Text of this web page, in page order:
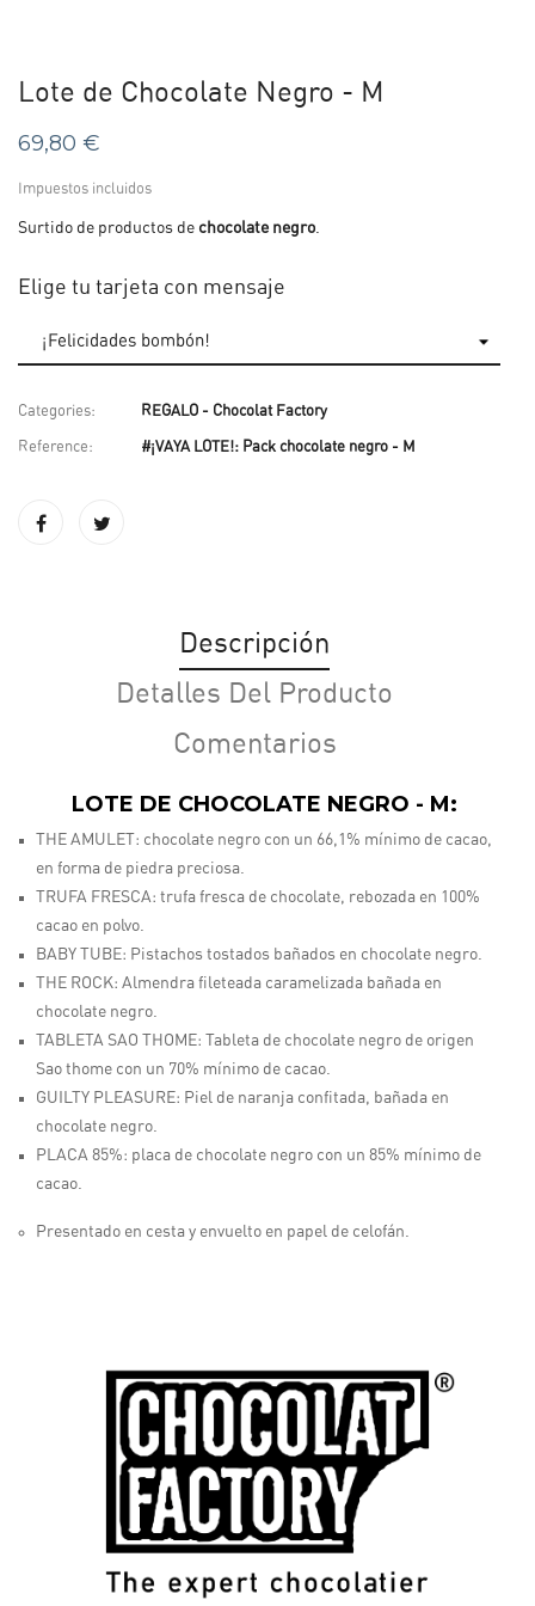
Lote de Chocolate Negro - M
69,80 €
Impuestos incluidos
Surtido de productos de chocolate negro.
Elige tu tarjeta con mensaje
Categories: REGALO - Chocolat Factory
Reference: #¡VAYA LOTE!: Pack chocolate negro - M
Descripción
Detalles Del Producto
Comentarios
LOTE DE CHOCOLATE NEGRO - M:
THE AMULET: chocolate negro con un 66,1% mínimo de cacao,
en forma de piedra preciosa.
TRUFA FRESCA: trufa fresca de chocolate, rebozada en 100%
cacao en polvo.
BABY TUBE: Pistachos tostados bañados en chocolate negro.
THE ROCK: Almendra fileteada caramelizada bañada en
chocolate negro.
TABLETA SAO THOME: Tableta de chocolate negro de origen
Sao thome con un 70% mínimo de cacao.
GUILTY PLEASURE: Piel de naranja confitada, bañada en
chocolate negro.
PLACA 85%: placa de chocolate negro con un 85% mínimo de
cacao.
Presentado en cesta y envuelto en papel de celofán.